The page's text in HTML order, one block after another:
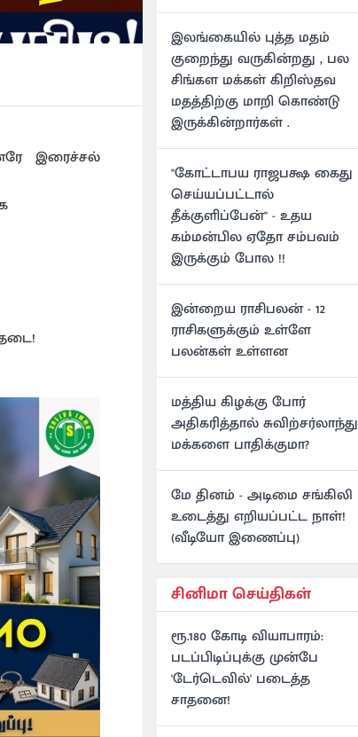
இரைச்சல்
இலங்கையில் புத்த மதம்
குறைந்து வருகின்றது , பல
சிங்கள மக்கள் கிறிஸ்தவ
மதத்திற்கு மாறி கொண்டு
இருக்கின்றார்கள் .
"கோட்டாபய ராஜபக்ஷ கைது
செய்யப்பட்டால்
தீக்குளிப்பேன்" - உதய
கம்மன்பில ஏதோ சம்பவம்
இருக்கும் போல !!
இன்றைய ராசிபலன் - 12
ராசிகளுக்கும் உள்ளே
பலன்கள் உள்ளன
மத்திய கிழக்கு போர்
அதிகரித்தால் சுவிற்சர்லாந்து
மக்களை பாதிக்குமா?
மே தினம் - அடிமை சங்கிலி
உடைத்து எறியப்பட்ட நாள்!
(வீடியோ இணைப்பு)
சினிமா செய்திகள்
ரூ.180 கோடி வியாபாரம்:
படப்பிடிப்புக்கு முன்பே
'டேர்டெவில்' படைத்த
சாதனை!